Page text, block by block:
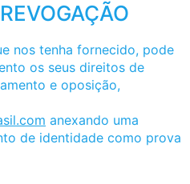
nos tenha fornecido, pode
os seus direitos de
e oposição,
anexando uma
de identidade como prova